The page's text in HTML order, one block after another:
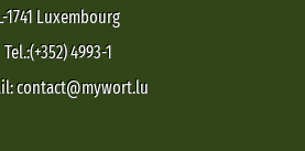
1741 Luxembourg
Tel.:(+352) 4993-1
contact@mywort.lu